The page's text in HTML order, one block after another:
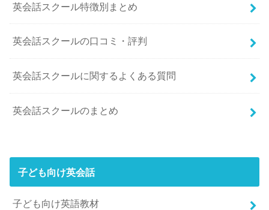
英会話スクール特徴別まとめ
英会話スクールの口コミ・評判
英会話スクールに関するよくある質問
英会話スクールのまとめ
子ども向け英会話
子ども向け英語教材